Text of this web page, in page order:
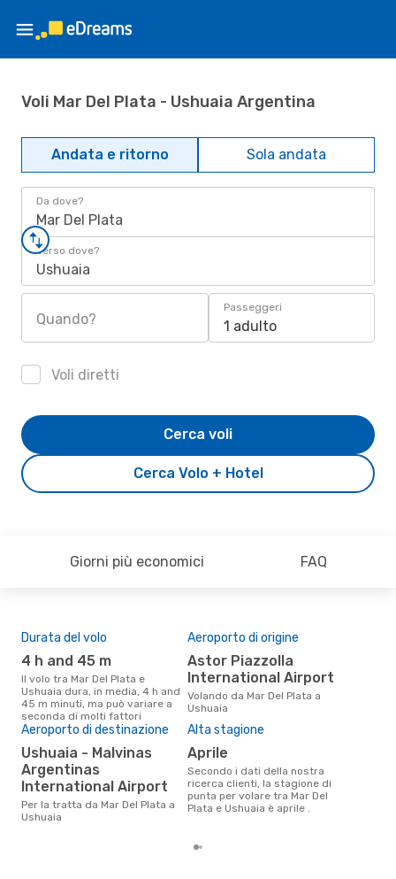
Voli Mar Del Plata - Ushuaia Argentina
Andata e ritorno Sola andata
Da dove?
Mar Del Plata
Verso dove?
Ushuaia
Quando?
Passeggeri
1 adulto
Voli diretti
Cerca Volo + Hotel
Cerca voli
Giorni più economici FAQ
Durata del volo
4 h and 45 m
Il volo tra Mar Del Plata e
Ushuaia dura, in media, 4 h and
45 m minuti, ma può variare a
seconda di molti fattori
Aeroporto di origine
Astor Piazzolla
International Airport
Volando da Mar Del Plata a
Ushuaia
Aeroporto di destinazione
Ushuaia - Malvinas
Argentinas
International Airport
Per la tratta da Mar Del Plata a
Ushuaia
Alta stagione
aprile
Secondo i dati della nostra
ricerca clienti, la stagione di
punta per volare tra Mar Del
Plata e Ushuaia è aprile .